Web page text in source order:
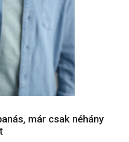
már csak néhány